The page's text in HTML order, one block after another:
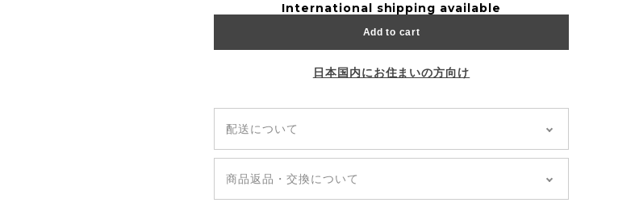
International shipping available
Add to cart
日本国内にお住まいの方向け
配送について
◆全国どこでも「送料無料」
◆追跡あり「郵便局クリックポスト」
商品返品・交換について